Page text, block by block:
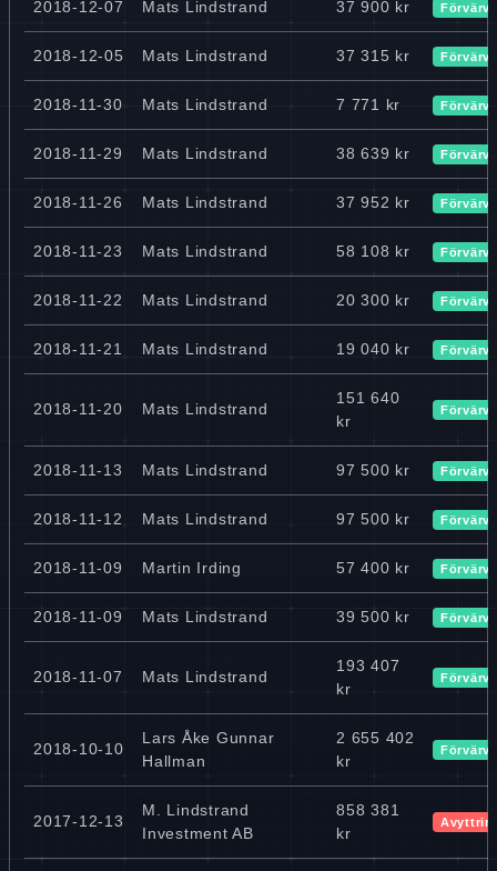
2018-12-07 Mats Lindstrand 37 900 kr Förvärv
2018-12-05 Mats Lindstrand 37 315 kr Förvärv
2018-11-30 Mats Lindstrand 7 771 kr Förvärv
2018-11-29 Mats Lindstrand 38 639 kr Förvärv
2018-11-26 Mats Lindstrand 37 952 kr Förvärv
2018-11-23 Mats Lindstrand 58 108 kr Förvärv
2018-11-22 Mats Lindstrand 20 300 kr Förvärv
2018-11-21 Mats Lindstrand 19 040 kr Förvärv
2018-11-20 Mats Lindstrand
151 640
kr
Förvärv
2018-11-13 Mats Lindstrand 97 500 kr Förvärv
2018-11-12 Mats Lindstrand 97 500 kr Förvärv
2018-11-09 Martin Irding 57 400 kr Förvärv
2018-11-09 Mats Lindstrand 39 500 kr Förvärv
2018-11-07 Mats Lindstrand
193 407
kr
Förvärv
2018-10-10
Lars Åke Gunnar
Hallman
2 655 402
kr
Förvärv
2017-12-13
M. Lindstrand
Investment AB
858 381
kr